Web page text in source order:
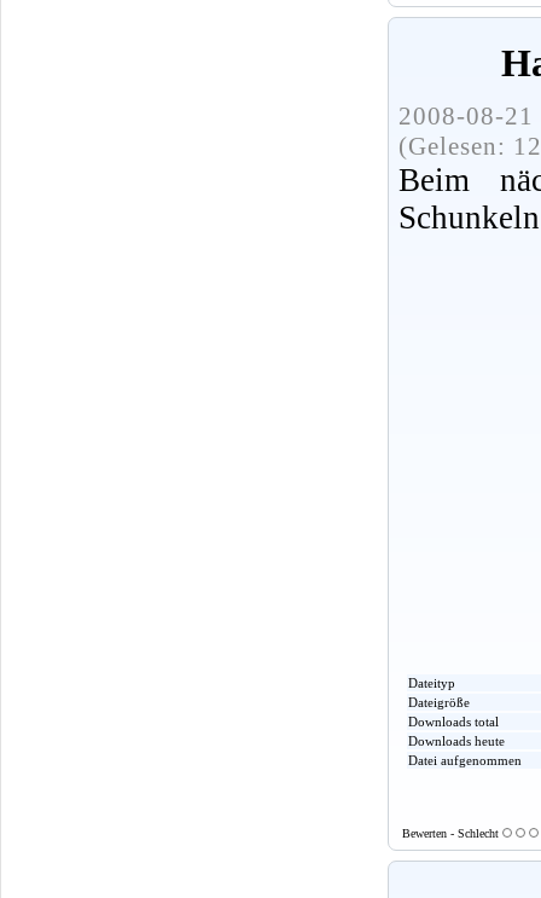
2008-08-
(Gelesen:
Beim
Dateityp
Dateigröße
Downloads total
Downloads heute
Datei aufgenommen
Bewerten - Schlecht